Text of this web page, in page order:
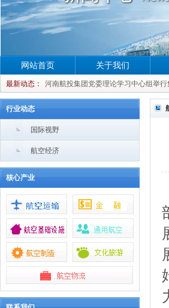
网站首页
最新动态：
河南航投集团党委理论学习中心组举行
河南航投集团党委理论学习中心组举行
河南航投集团党委理论学习中心组举行
河南航投集团党委理论学习中心组举行
关于我们
行业动态
国际视野
航空经济
核心产业